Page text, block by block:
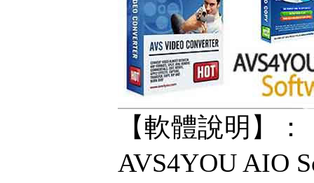
【軟體說明】：
AVS4YOU AIO